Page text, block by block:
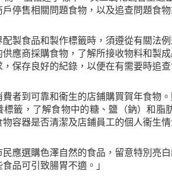
停售相關問題食物，以及追查問題食物
製食品和製作標籤時，須遵從有關法
應商採購食物，了解所接收物料和製
保存良好的紀錄，以便在有需要時追查
者到可靠和衞生的店鋪購買賀年食物
標籤，了解食物中的糖、鹽（鈉）和脂
物容器是否清潔及店鋪員工的個人衞生情
應選購色澤自然的食品，留意特別亮
品可引致腸胃不適。」